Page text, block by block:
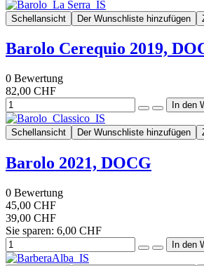
Schellansicht Der Wunschliste hinzufügen
Barolo Cerequio 2019,
0 Bewertung
82,00 CHF
Schellansicht Der Wunschliste hinzufügen
Barolo 2021, DOCG
0 Bewertung
45,00 CHF
39,00 CHF
Sie sparen: 6,00 CHF